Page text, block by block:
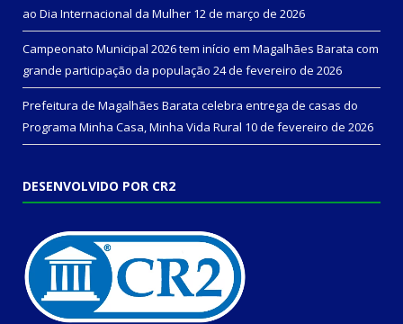
ao Dia Internacional da Mulher 12 de março de 2026
Campeonato Municipal 2026 tem início em Magalhães Barata com
grande participação da população 24 de fevereiro de 2026
Prefeitura de Magalhães Barata celebra entrega de casas do
Programa Minha Casa, Minha Vida Rural 10 de fevereiro de 2026
DESENVOLVIDO POR CR2